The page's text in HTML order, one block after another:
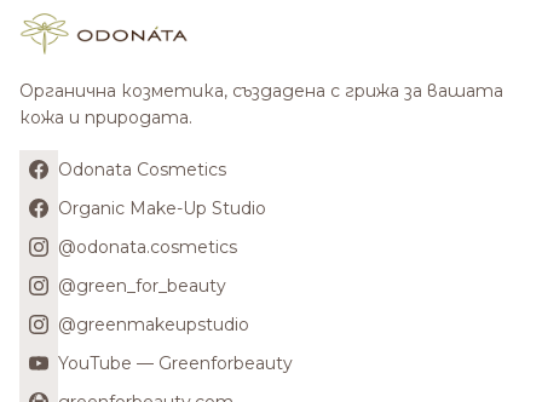
Органична козметика, създадена с грижа за вашата
кожа и природата.
Odonata Cosmetics
Organic Make-Up Studio
@odonata.cosmetics
@green_for_beauty
@greenmakeupstudio
YouTube — Greenforbeauty